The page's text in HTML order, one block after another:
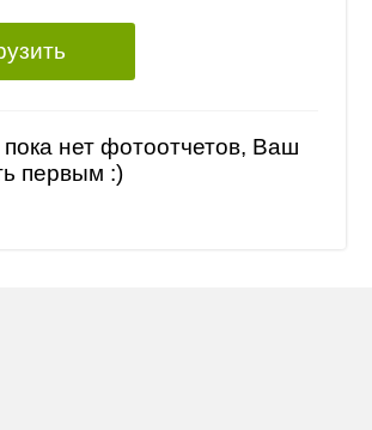
нет фотоотчетов, Ваш
первым :)